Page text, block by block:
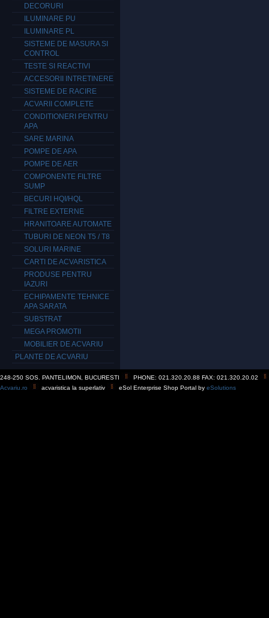
DECORURI
ILUMINARE PU
ILUMINARE PL
SISTEME DE MASURA SI
CONTROL
TESTE SI REACTIVI
ACCESORII INTRETINERE
SISTEME DE RACIRE
ACVARII COMPLETE
CONDITIONERI PENTRU
APA
SARE MARINA
POMPE DE APA
POMPE DE AER
COMPONENTE FILTRE
SUMP
BECURI HQI/HQL
FILTRE EXTERNE
HRANITOARE AUTOMATE
TUBURI DE NEON T5 / T8
SOLURI MARINE
CARTI DE ACVARISTICA
PRODUSE PENTRU
IAZURI
ECHIPAMENTE TEHNICE
APA SARATA
SUBSTRAT
MEGA PROMOTII
MOBILIER DE ACVARIU
PLANTE DE ACVARIU
248-250 SOS. PANTELIMON, BUCURESTI
PHONE: 021.320.20.88 FAX: 021.320.20.02
Acvariu.ro
acvaristica la superlativ eSol Enterprise Shop Portal by eSolutions